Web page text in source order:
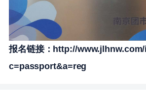
报名链接：http://
c=passport&a=reg